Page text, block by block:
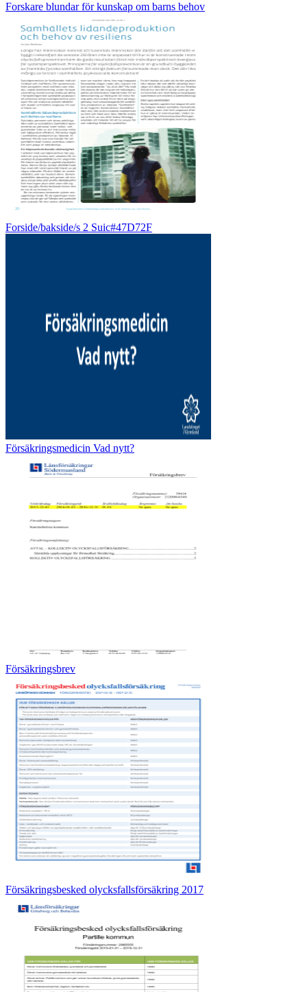
Forskare blundar för kunskap om barns behov
Forside/bakside/s 2 Suic#47D72F
Försäkringsmedicin Vad nytt?
Försäkringsbrev
Försäkringsbesked olycksfallsförsäkring 2017